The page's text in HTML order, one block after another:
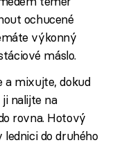
ochucené
výkonný
máslo.
a mixujte, dokud
nalijte na
rovna. Hotový
do druhého